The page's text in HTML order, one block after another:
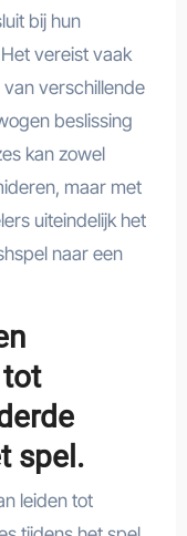
bij hun
vereist vaak
verschillende
beslissing
kan zowel
maar met
uiteindelijk het
naar een
spel.
leiden tot